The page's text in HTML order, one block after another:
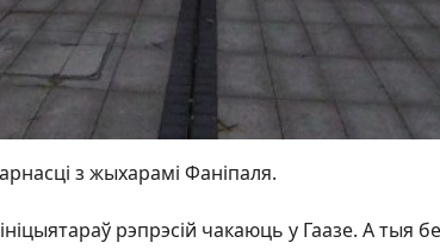
з жыхарамі Фаніпаля.
рэпрэсій чакаюць у Гаазе. А тыя